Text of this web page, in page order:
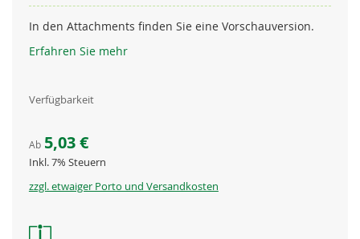
In den Attachments finden Sie eine Vorschauversion.
Erfahren Sie mehr
Verfügbarkeit
Ab 5,03 €
Inkl. 7% Steuern
zzgl. etwaiger Porto und Versandkosten